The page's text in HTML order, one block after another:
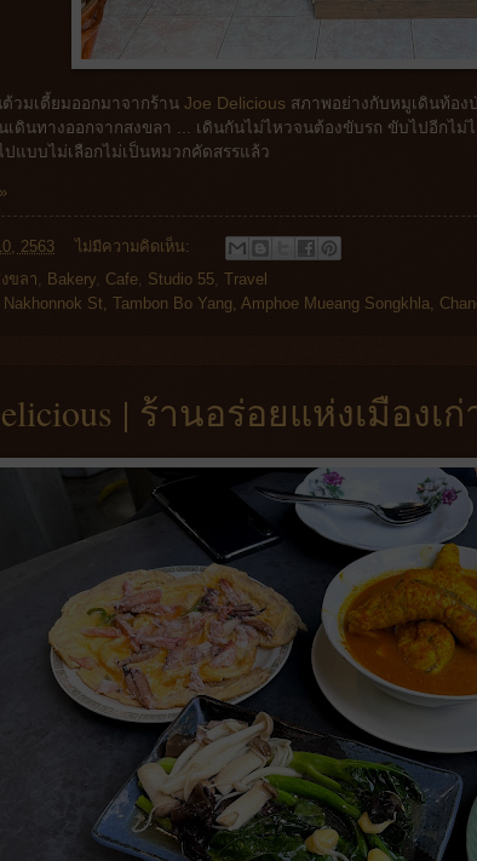
ต้วมเตี้ยมออกมาจากร้าน Joe Delicious สภาพอย่างกับหมูเดินท้อง
เดินทางออกจากสงขลา ... เดินกันไม่ไหวจนต้องขับรถ ขับไปอีกไม่
ปแบบไม่เลือกไม่เป็นหมวกคัดสรรแล้ว
2563
ไม่มีความคิดเห็น:
ขลา Bakery Cafe Studio 55 Travel
Nakhonnok St, Tambon Bo Yang, Amphoe Mueang Songkhla,
| ร้านอร่อยแห่งเมืองเ